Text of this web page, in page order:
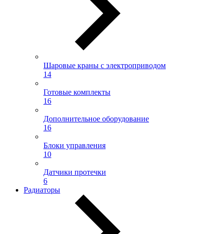
Шаровые краны с электроприводом
14
Готовые комплекты
16
Дополнительное оборудование
16
Блоки управления
10
Датчики протечки
6
Радиаторы